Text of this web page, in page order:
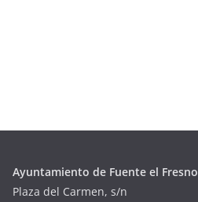
Ayuntamiento de Fuente el Fresno
Plaza del Carmen, s/n